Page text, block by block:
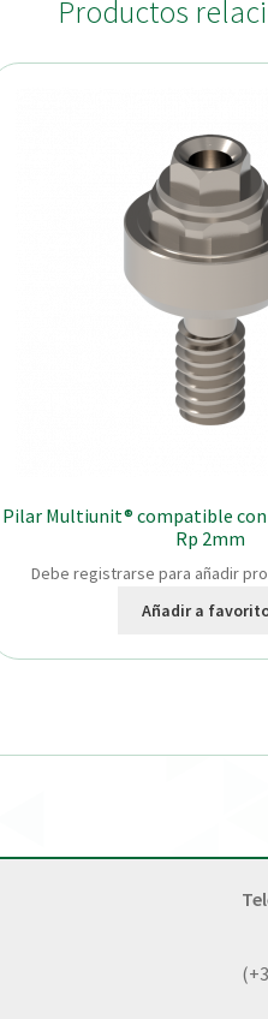
Productos
Pilar Multiunit® compatible
Rp 2mm
Debe registrarse para añadir
Añadir a